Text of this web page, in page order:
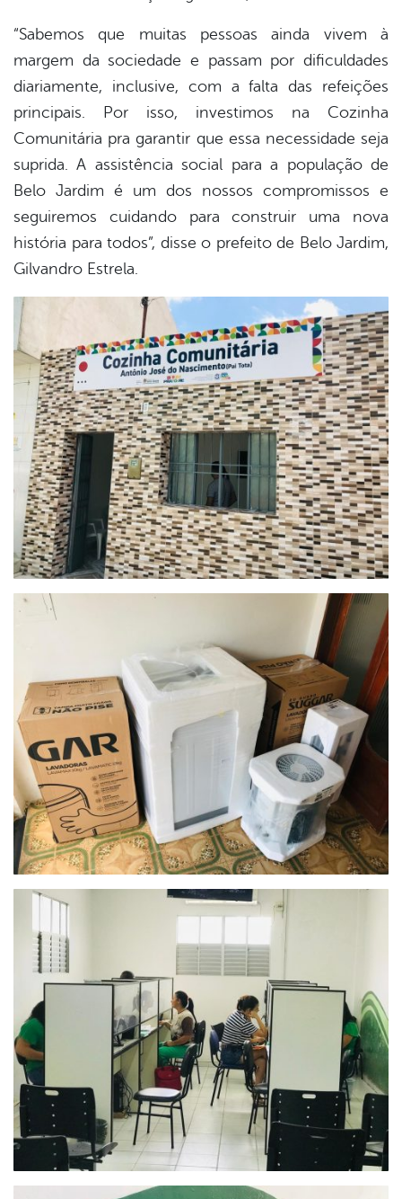
“Sabemos que muitas pessoas ainda vivem à
margem da sociedade e passam por dificuldades
diariamente, inclusive, com a falta das refeições
principais. Por isso, investimos na Cozinha
Comunitária pra garantir que essa necessidade seja
suprida. A assistência social para a população de
Belo Jardim é um dos nossos compromissos e
seguiremos cuidando para construir uma nova
história para todos”, disse o prefeito de Belo Jardim,
Gilvandro Estrela.